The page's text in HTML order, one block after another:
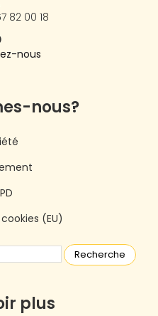
82 00 18
nous
nous?
(EU)
Recherche
plus